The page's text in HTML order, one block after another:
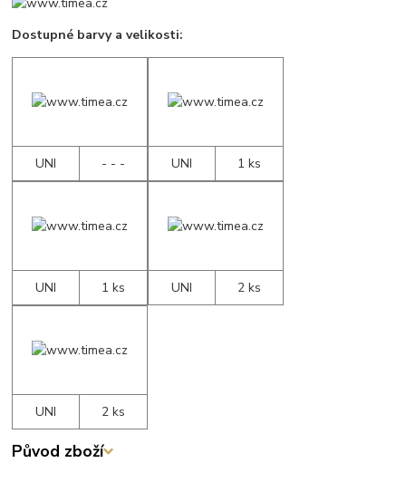
Dostupné barvy a velikosti:
UNI - - - UNI 1 ks
UNI 1 ks UNI 2 ks
UNI 2 ks
Původ zboží